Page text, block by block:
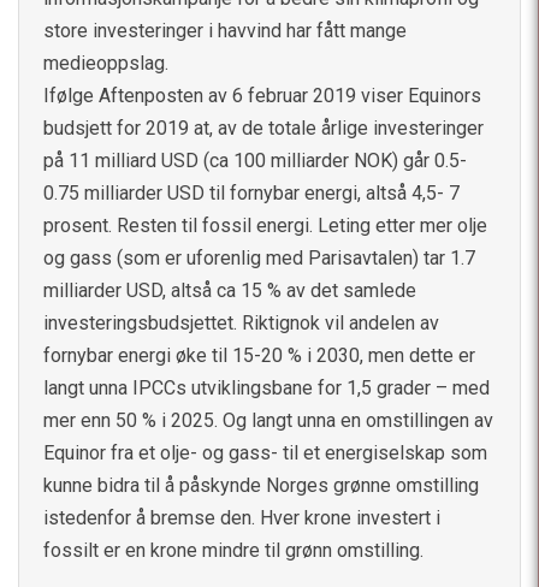
store investeringer i havvind har fått mange
medieoppslag.
Ifølge Aftenposten av 6 februar 2019 viser Equinors
budsjett for 2019 at, av de totale årlige investeringer
på 11 milliard USD (ca 100 milliarder NOK) går 0.5-
0.75 milliarder USD til fornybar energi, altså 4,5- 7
prosent. Resten til fossil energi. Leting etter mer olje
og gass (som er uforenlig med Parisavtalen) tar 1.7
milliarder USD, altså ca 15 % av det samlede
investeringsbudsjettet. Riktignok vil andelen av
fornybar energi øke til 15-20 % i 2030, men dette er
langt unna IPCCs utviklingsbane for 1,5 grader – med
mer enn 50 % i 2025. Og langt unna en omstillingen av
Equinor fra et olje- og gass- til et energiselskap som
kunne bidra til å påskynde Norges grønne omstilling
istedenfor å bremse den. Hver krone investert i
fossilt er en krone mindre til grønn omstilling.